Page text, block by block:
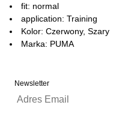
fit: normal
application: Training
Kolor: Czerwony, Szary
Marka: PUMA
Newsletter